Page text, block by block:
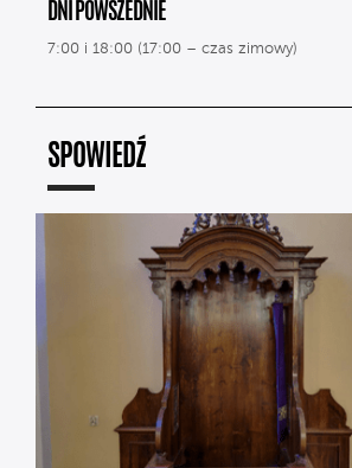
DNI POWSZEDNIE
7:00 i 18:00 (17:00 – czas zimowy)
SPOWIEDŹ